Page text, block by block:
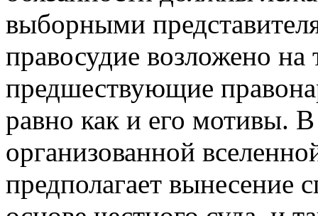
выборными
правосудие возложено на
предшествующие
равно как и его мотивы.
организованной
предполагает вынесение